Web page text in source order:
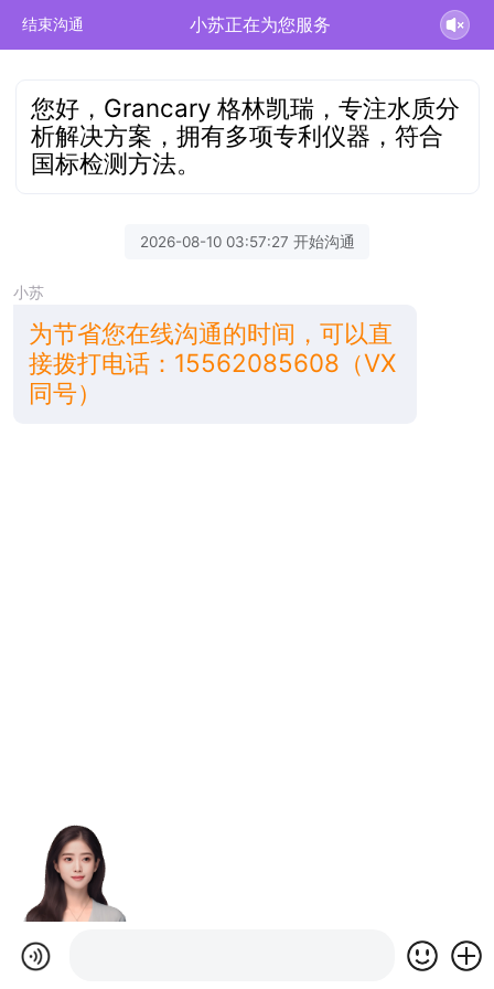
结束沟通 小苏正在为您服务
您好，Grancary 格林凯瑞，专注水质分
析解决方案，拥有多项专利仪器，符合
国标检测方法。
2026-08-10 03:57:27 开始沟通
小苏
为节省您在线沟通的时间，可以直
接拨打电话：15562085608（VX
同号）